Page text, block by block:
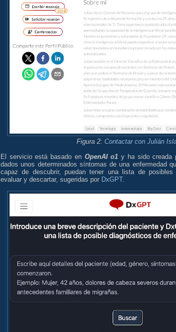
Figura 2: Contactar con Julián
El servicio está basado en OpenAI o1 y ha sido creada
dados unos determinados síntomas de una enfermedad
capaz de descubrir, puedan tener una lista de posibles
evaluar y descartar, sugeridas por DxGPT.